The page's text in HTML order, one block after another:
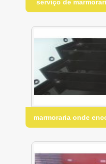
serviço de
marmoraria onde